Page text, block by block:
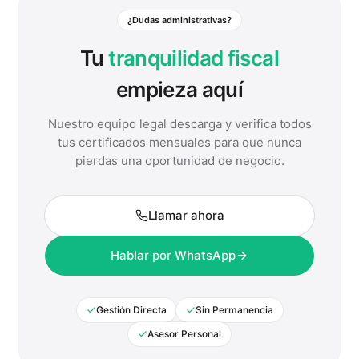
¿Dudas administrativas?
Tutranquilidad fiscal
empieza aquí
Nuestro equipo legal descarga y verifica todos
tus certificados mensuales para que nunca
pierdas una oportunidad de negocio.
Llamar ahora
Hablar por WhatsApp
Gestión Directa
Sin Permanencia
Asesor Personal